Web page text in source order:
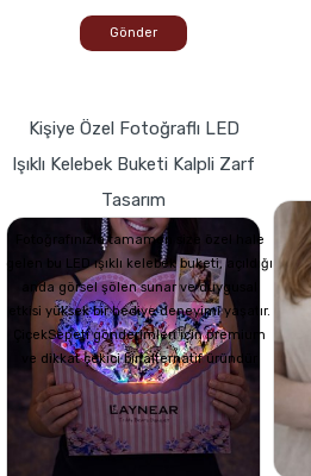
Gönder
Kişiye Özel Fotoğraflı LED
Işıklı Kelebek Buketi Kalpli Zarf
Tasarım
Fotoğrafınızla tamamen size özel hale
gelen bu LED ışıklı kelebek buketi, açıldığı
anda görsel şölen sunar ve duygusal
etkisi yüksek bir hediye deneyimi yaşatır.
ÇiçekSepeti gönderimleri için premium
ve dikkat çekici bir alternatif üründür